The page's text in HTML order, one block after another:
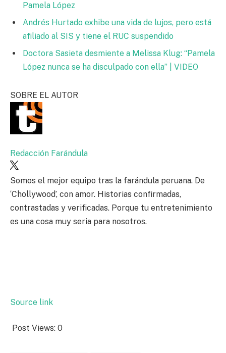
Pamela López
Andrés Hurtado exhibe una vida de lujos, pero está
afiliado al SIS y tiene el RUC suspendido
Doctora Sasieta desmiente a Melissa Klug: “Pamela
López nunca se ha disculpado con ella” | VIDEO
SOBRE EL AUTOR
Redacción Farándula
Somos el mejor equipo tras la farándula peruana. De
‘Chollywood’, con amor. Historias confirmadas,
contrastadas y verificadas. Porque tu entretenimiento
es una cosa muy seria para nosotros.
Source link
Post Views: 0